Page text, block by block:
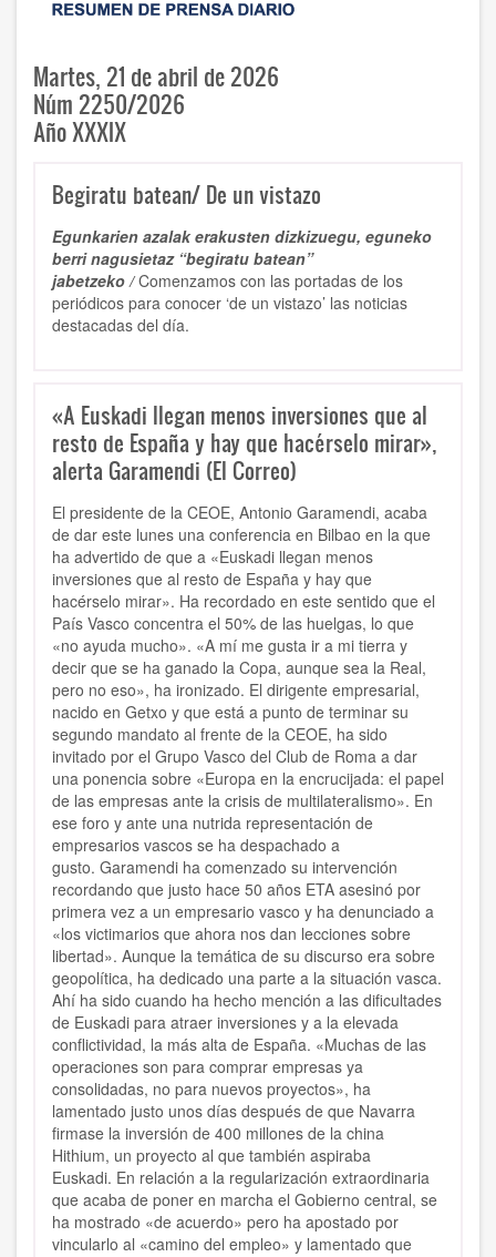
Martes, 21 de abril de 2026
Núm 2250/2026
Año XXXIX
Begiratu batean/ De un vistazo
Egunkarien azalak erakusten dizkizuegu, eguneko
berri nagusietaz “begiratu batean”
jabetzeko /Comenzamos con las portadas de los
periódicos para conocer ‘de un vistazo’ las noticias
destacadas del día.
«A Euskadi llegan menos inversiones que al
resto de España y hay que hacérselo mirar»,
alerta Garamendi (El Correo)
El presidente de la CEOE, Antonio Garamendi, acaba
de dar este lunes una conferencia en Bilbao en la que
ha advertido de que a «Euskadi llegan menos
inversiones que al resto de España y hay que
hacérselo mirar». Ha recordado en este sentido que el
País Vasco concentra el 50% de las huelgas, lo que
«no ayuda mucho». «A mí me gusta ir a mi tierra y
decir que se ha ganado la Copa, aunque sea la Real,
pero no eso», ha ironizado. El dirigente empresarial,
nacido en Getxo y que está a punto de terminar su
segundo mandato al frente de la CEOE, ha sido
invitado por el Grupo Vasco del Club de Roma a dar
una ponencia sobre «Europa en la encrucijada: el papel
de las empresas ante la crisis de multilateralismo». En
ese foro y ante una nutrida representación de
empresarios vascos se ha despachado a
gusto. Garamendi ha comenzado su intervención
recordando que justo hace 50 años ETA asesinó por
primera vez a un empresario vasco y ha denunciado a
«los victimarios que ahora nos dan lecciones sobre
libertad». Aunque la temática de su discurso era sobre
geopolítica, ha dedicado una parte a la situación vasca.
Ahí ha sido cuando ha hecho mención a las dificultades
de Euskadi para atraer inversiones y a la elevada
conflictividad, la más alta de España. «Muchas de las
operaciones son para comprar empresas ya
consolidadas, no para nuevos proyectos», ha
lamentado justo unos días después de que Navarra
firmase la inversión de 400 millones de la china
Hithium, un proyecto al que también aspiraba
Euskadi. En relación a la regularización extraordinaria
que acaba de poner en marcha el Gobierno central, se
ha mostrado «de acuerdo» pero ha apostado por
vincularlo al «camino del empleo» y lamentado que